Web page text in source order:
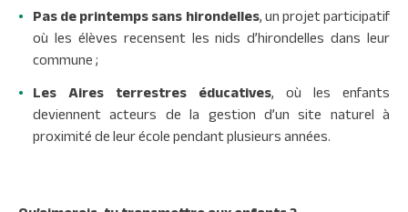
Pas de printemps sans hirondelles, un projet participatif
où les élèves recensent les nids d’hirondelles dans leur
commune ;
Les Aires terrestres éducatives, où les enfants
deviennent acteurs de la gestion d’un site naturel à
proximité de leur écolependant plusieurs années.